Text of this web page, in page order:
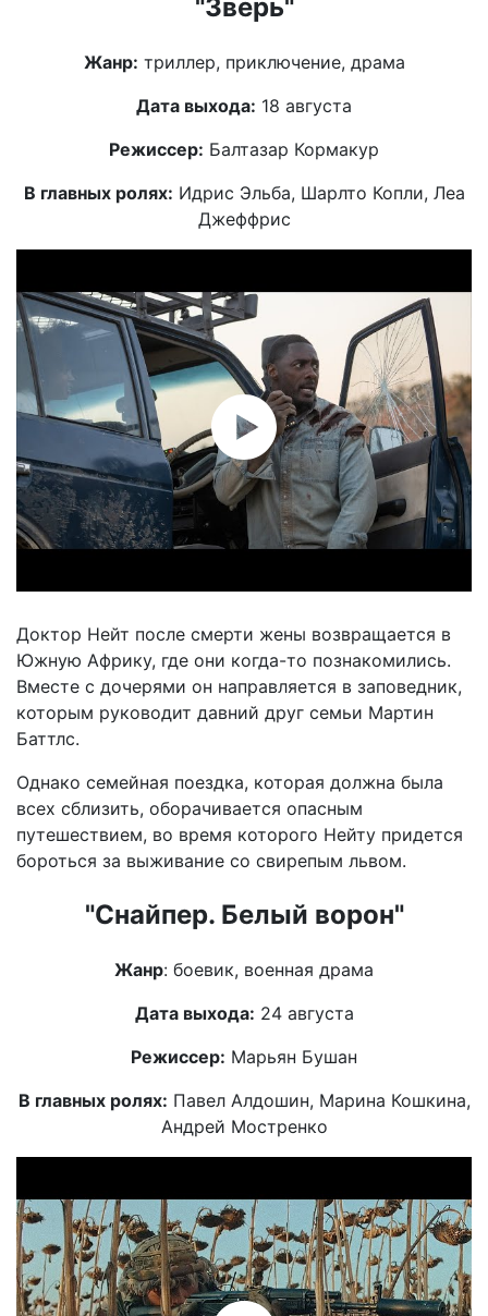
"Зверь"
Жанр: триллер, приключение, драма
Дата выхода: 18 августа
Режиссер: Балтазар Кормакур
В главных ролях: Идрис Эльба, Шарлто Копли, Леа
Джеффрис
Доктор Нейт после смерти жены возвращается в
Южную Африку, где они когда-то познакомились.
Вместе с дочерями он направляется в заповедник,
которым руководит давний друг семьи Мартин
Баттлс.
Однако семейная поездка, которая должна была
всех сблизить, оборачивается опасным
путешествием, во время которого Нейту придется
бороться за выживание со свирепым львом.
"Снайпер. Белый ворон"
Жанр: боевик, военная драма
Дата выхода: 24 августа
Режиссер: Марьян Бушан
В главных ролях: Павел Алдошин, Марина Кошкина,
Андрей Мостренко